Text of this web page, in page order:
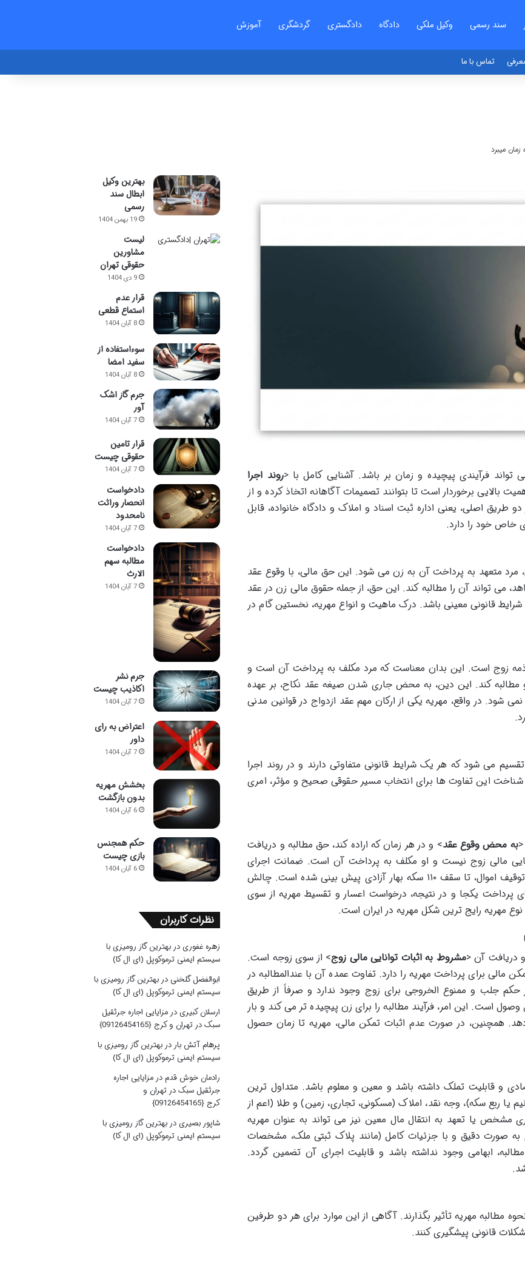
سند رسمی وکیل ملکی دادگاه دادگستری گردشگری آموزش
تماس با ما
فرآیندی پیچیده و زمان بر باشد. آشنایی کامل با <روند اجرا
زوجین از اهمیت بالایی برخوردار است تا بتوانند تصمیمات آگاهانه اتخاذ کرده و از
اصلی، یعنی اداره ثبت اسناد و املاک و دادگاه خانواده، قابل
خاص خود را دارد.
مرد متعهد به پرداخت آن به زن می شود. این حق مالی، با وقوع عقد
می تواند آن را مطالبه کند. این حق، از جمله حقوق مالی زن در عقد
قانونی معینی باشد. درک ماهیت و انواع مهریه، نخستین گام در
زوج است. این بدان معناست که مرد مکلف به پرداخت آن است و
مطالبه کند. این دین، به محض جاری شدن صیغه عقد نکاح، بر عهده
شود. در واقع، مهریه یکی از ارکان مهم عقد ازدواج در قوانین مدنی
می شود که هر یک شرایط قانونی متفاوتی دارند و در روند اجرا
شناخت این تفاوت ها برای انتخاب مسیر حقوقی صحیح و مؤثر، امری
به محض وقوع عقد> و در هر زمان که اراده کند، حق مطالبه و دریافت
مالی زوج نیست و او مکلف به پرداخت آن است. ضمانت اجرای
قانونی برای این نوع مهریه، از جمله امکان جلب و توقیف اموال، تا سقف ۱۱۰ سکه بهار آزادی پیش بینی شده است. چالش
پرداخت یکجا و در نتیجه، درخواست اعسار و تقسیط مهریه از سوی
مهریه رایج ترین شکل مهریه در ایران است.
و دریافت آن <مشروط به اثبات توانایی مالی زوج> از سوی زوجه است.
مالی برای پرداخت مهریه را دارد. تفاوت عمده آن با عندالمطالبه در
حکم جلب و ممنوع الخروجی برای زوج وجود ندارد و صرفاً از طریق
وصول است. این امر، فرآیند مطالبه را برای زن پیچیده تر می کند و بار
دهد. همچنین، در صورت عدم اثبات تمکن مالی، مهریه تا زمان حصول
و قابلیت تملک داشته باشد و معین و معلوم باشد. متداول ترین
نیم یا ربع سکه)، وجه نقد، املاک (مسکونی، تجاری، زمین) و طلا (اعم از
مشخص یا تعهد به انتقال مال معین نیز می تواند به عنوان مهریه
صورت دقیق و با جزئیات کامل (مانند پلاک ثبتی ملک، مشخصات
ابهامی وجود نداشته باشد و قابلیت اجرای آن تضمین گردد.
مطالبه مهریه تأثیر بگذارند. آگاهی از این موارد برای هر دو طرفین
قانونی پیشگیری کنند.
بهترین وکیل
ابطال سند
رسمی
19 بهمن 1404
لیست
مشاورین
حقوقی تهران
9 دی 1404
قرار عدم
استماع قطعی
8 آبان 1404
سوءاستفاده از
سفید امضا
8 آبان 1404
جرم گاز اشک
آور
7 آبان 1404
قرار تامین
حقوقی چیست
7 آبان 1404
دادخواست
انحصار وراثت
نامحدود
7 آبان 1404
دادخواست
مطالبه سهم
الارث
7 آبان 1404
جرم نشر
اکاذیب چیست
7 آبان 1404
اعتراض به رای
داور
7 آبان 1404
بخشش مهریه
بدون بازگشت
6 آبان 1404
حکم همجنس
بازی چیست
6 آبان 1404
نظرات کاربران
زهره غفوریدر بهترین گاز رومیزی با
سیستم ایمنی ترموکوپل (ای ال کا)
ابوالفضل گلخنی در بهترین گاز رومیزی با
سیستم ایمنی ترموکوپل (ای ال کا)
ارسلان کبیریدر مزایایی اجاره جرثقیل
سبک در تهران و کرج {09126454165}
پرهام آتش بار در بهترین گاز رومیزی با
سیستم ایمنی ترموکوپل (ای ال کا)
رادمان خوش قدمدر مزایایی اجاره
جرثقیل سبک در تهران و
کرج {09126454165}
شاپور بصیریدر بهترین گاز رومیزی با
سیستم ایمنی ترموکوپل (ای ال کا)